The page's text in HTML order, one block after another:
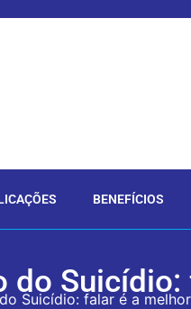
BENEFÍCIOS
do
Suicídio: falar é a